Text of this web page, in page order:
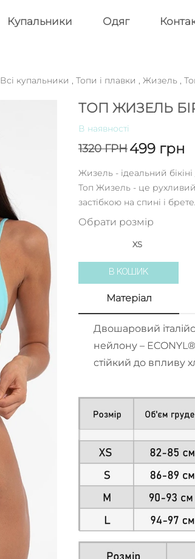
Купальники Одяг
Всі купальники , Топи і плавки , Жизель,
ТОП ЖИЗЕЛЬ
В наявності
1320ГРН499 грн
Жизель - ідеальний
Топ Жизель - це
застібкою на спині і
Обрати розмір
XS
В КОШИК
Матерiал
Двошаровий
нейлону –
стійкий до впливу